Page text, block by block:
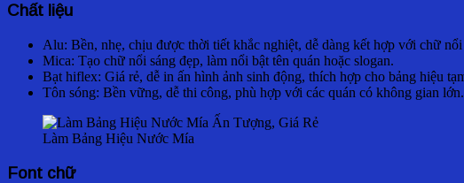
Chất liệu
Alu: Bền, nhẹ, chịu được thời tiết khắc nghiệt, dễ dàng kết hợp với chữ
Mica: Tạo chữ nổi sáng đẹp, làm nổi bật tên quán hoặc slogan.
Bạt hiflex: Giá rẻ, dễ in ấn hình ảnh sinh động, thích hợp cho bảng hiệu
Tôn sóng: Bền vững, dễ thi công, phù hợp với các quán có không gian lớn.
Làm Bảng Hiệu Nước Mía
Font chữ